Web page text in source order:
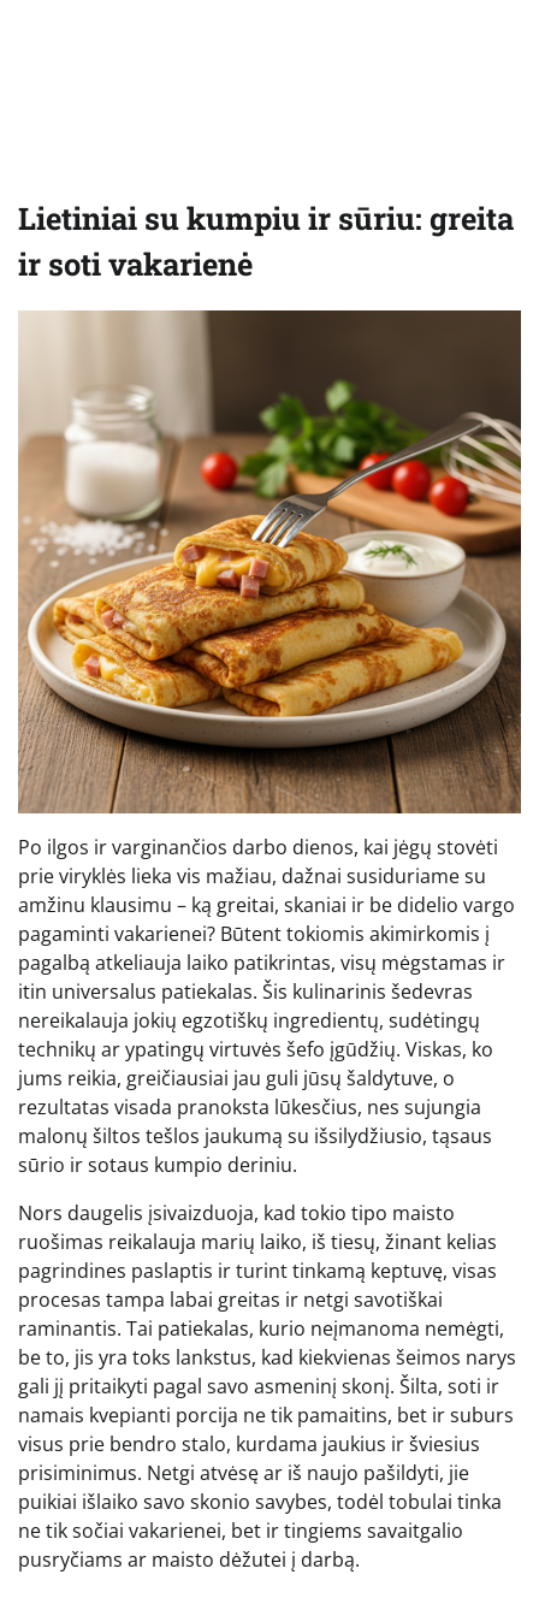
Lietiniai su kumpiu ir sūriu: greita
ir soti vakarienė
Po ilgos ir varginančios darbo dienos, kai jėgų stovėti
prie viryklės lieka vis mažiau, dažnai susiduriame su
amžinu klausimu – ką greitai, skaniai ir be didelio vargo
pagaminti vakarienei? Būtent tokiomis akimirkomis į
pagalbą atkeliauja laiko patikrintas, visų mėgstamas ir
itin universalus patiekalas. Šis kulinarinis šedevras
nereikalauja jokių egzotiškų ingredientų, sudėtingų
technikų ar ypatingų virtuvės šefo įgūdžių. Viskas, ko
jums reikia, greičiausiai jau guli jūsų šaldytuve, o
rezultatas visada pranoksta lūkesčius, nes sujungia
malonų šiltos tešlos jaukumą su išsilydžiusio, tąsaus
sūrio ir sotaus kumpio deriniu.
Nors daugelis įsivaizduoja, kad tokio tipo maisto
ruošimas reikalauja marių laiko, iš tiesų, žinant kelias
pagrindines paslaptis ir turint tinkamą keptuvę, visas
procesas tampa labai greitas ir netgi savotiškai
raminantis. Tai patiekalas, kurio neįmanoma nemėgti,
be to, jis yra toks lankstus, kad kiekvienas šeimos narys
gali jį pritaikyti pagal savo asmeninį skonį. Šilta, soti ir
namais kvepianti porcija ne tik pamaitins, bet ir suburs
visus prie bendro stalo, kurdama jaukius ir šviesius
prisiminimus. Netgi atvėsę ar iš naujo pašildyti, jie
puikiai išlaiko savo skonio savybes, todėl tobulai tinka
ne tik sočiai vakarienei, bet ir tingiems savaitgalio
pusryčiams ar maisto dėžutei į darbą.